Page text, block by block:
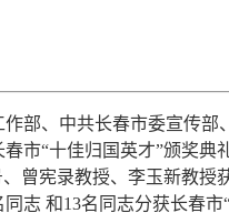
部、中共长春市委宣传
市“十佳归国英才”颁奖
曾宪录教授、李玉新教授
志 和13名同志分获长春